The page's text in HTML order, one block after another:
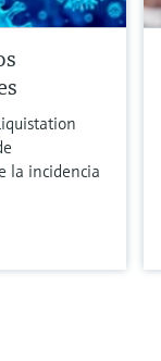
la incidencia